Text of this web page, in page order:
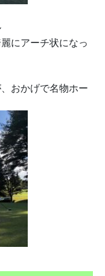
にアーチ状になっ
おかげで名物ホー